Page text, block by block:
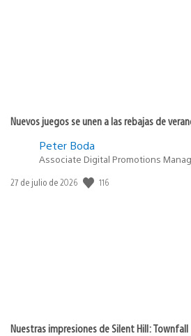
Nuevos juegos se unen a las rebajas de
Peter Boda
Associate Digital Promotions
Fecha
27 de julio de 2026 116
Nuestras impresiones de Silent Hill: Townfall